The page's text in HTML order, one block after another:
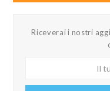
Riceverai i nostri